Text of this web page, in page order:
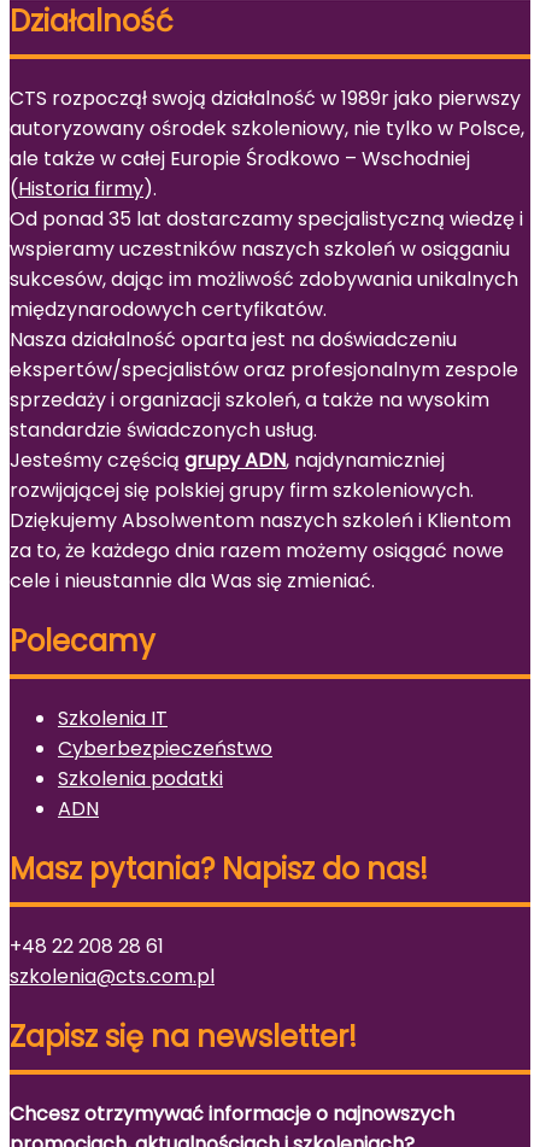
Działalność
CTS rozpoczął swoją działalność w 1989r jako pierwszy
autoryzowany ośrodek szkoleniowy, nie tylko w Polsce,
ale także w całej Europie Środkowo – Wschodniej
(Historia firmy).
Od ponad 35 lat dostarczamy specjalistyczną wiedzę i
wspieramy uczestników naszych szkoleń w osiąganiu
sukcesów, dając im możliwość zdobywania unikalnych
międzynarodowych certyfikatów.
Nasza działalność oparta jest na doświadczeniu
ekspertów/specjalistów oraz profesjonalnym zespole
sprzedaży i organizacji szkoleń, a także na wysokim
standardzie świadczonych usług.
Jesteśmy częścią grupy ADN, najdynamiczniej
rozwijającej się polskiej grupy firm szkoleniowych.
Dziękujemy Absolwentom naszych szkoleń i Klientom
za to, że każdego dnia razem możemy osiągać nowe
cele i nieustannie dla Was się zmieniać.
Polecamy
Szkolenia IT
Cyberbezpieczeństwo
Szkolenia podatki
ADN
Masz pytania? Napisz do nas!
+48 22 208 28 61
szkolenia@cts.com.pl
Zapisz się na newsletter!
Chcesz otrzymywać informacje o najnowszych